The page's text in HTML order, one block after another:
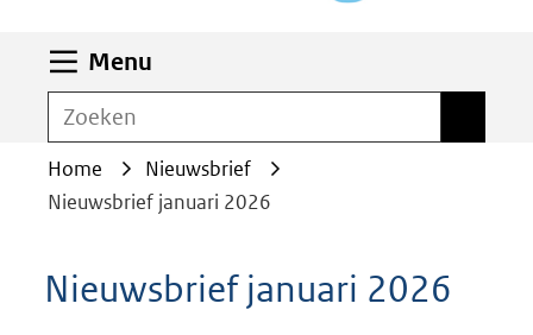
worden
toegestaan
geweigerd.
Menu
Zoeken
Home
Nieuwsbrief
Nieuwsbrief januari 2026
Nieuwsbrief januari 2026